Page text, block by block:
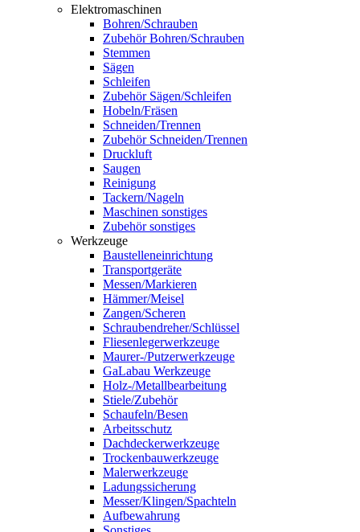
Elektromaschinen
Bohren/Schrauben
Zubehör Bohren/Schrauben
Stemmen
Sägen
Schleifen
Zubehör Sägen/Schleifen
Hobeln/Fräsen
Schneiden/Trennen
Zubehör Schneiden/Trennen
Druckluft
Saugen
Reinigung
Tackern/Nageln
Maschinen sonstiges
Zubehör sonstiges
Werkzeuge
Baustelleneinrichtung
Transportgeräte
Messen/Markieren
Hämmer/Meisel
Zangen/Scheren
Schraubendreher/Schlüssel
Fliesenlegerwerkzeuge
Maurer-/Putzerwerkzeuge
GaLabau Werkzeuge
Holz-/Metallbearbeitung
Stiele/Zubehör
Schaufeln/Besen
Arbeitsschutz
Dachdeckerwerkzeuge
Trockenbauwerkzeuge
Malerwerkzeuge
Ladungssicherung
Messer/Klingen/Spachteln
Aufbewahrung